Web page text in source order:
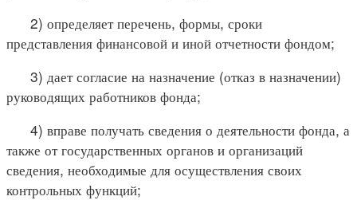
2) определяет перечень, формы, сроки
представления финансовой и иной отчетности фондом;
3) дает согласие на назначение (отказ в назначении)
руководящих работников фонда;
4) вправе получать сведения о деятельности фонда, а
также от государственных органов и организаций
сведения, необходимые для осуществления своих
контрольных функций;